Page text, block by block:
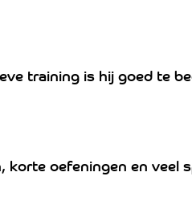
training is hij goed te
oefeningen en veel